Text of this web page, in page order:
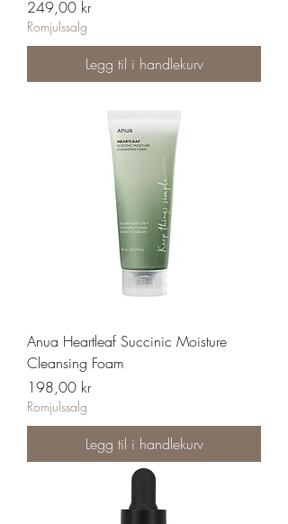
Pris
249,00 kr
Romjulssalg
Legg til i handlekurv
Anua Heartleaf Succinic Moisture
Cleansing Foam
Pris
198,00 kr
Romjulssalg
Legg til i handlekurv